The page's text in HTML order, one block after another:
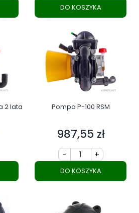
DO KOSZYKA
2 lata Pompa P-100 RSM
Cena
987,55 zł
- +
DO KOSZYKA